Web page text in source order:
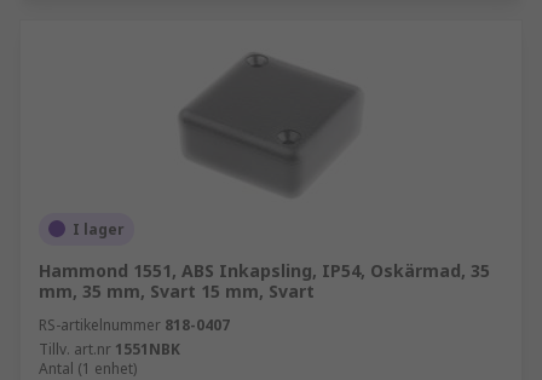
I lager
Hammond 1551, ABS Inkapsling, IP54, Oskärmad, 35
mm, 35 mm, Svart 15 mm, Svart
RS-artikelnummer 818-0407
Tillv. art.nr 1551NBK
Antal (1 enhet)